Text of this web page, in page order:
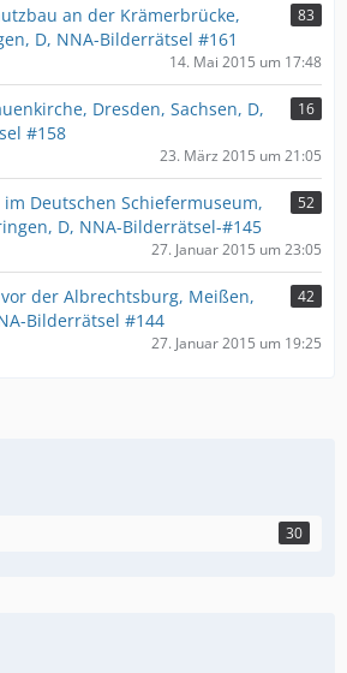
an der Krämerbrücke,
D, NNA-Bilderrätsel #161
83
14. Mai 2015 um 17:48
Dresden, Sachsen, D,
#158
16
23. März 2015 um 21:05
Deutschen Schiefermuseum,
D, NNA-Bilderrätsel-#145
52
27. Januar 2015 um 23:05
der Albrechtsburg, Meißen,
Bilderrätsel #144
42
27. Januar 2015 um 19:25
30